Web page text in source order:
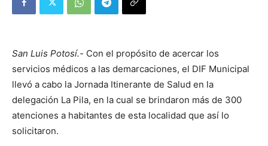
San Luis Potosí.- Con el propósito de acercar los
servicios médicos a las demarcaciones, el DIF Municipal
llevó a cabo la Jornada Itinerante de Salud en la
delegación La Pila, en la cual se brindaron más de 300
atenciones a habitantes de esta localidad que así lo
solicitaron.